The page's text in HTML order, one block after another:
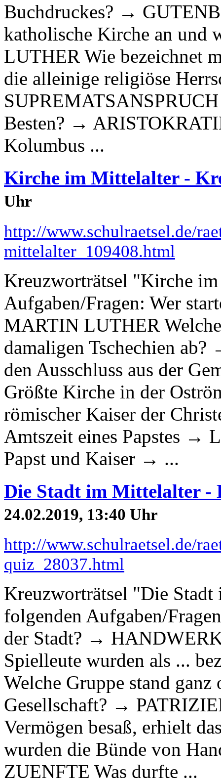
Buchdruckes? →
katholische Kirche an und
LUTHER Wie bezeichnet
die alleinige religiöse
Besten? →
Kolumbus ...
Kirche im Mittelalter -
Uhr
http://www.schulraetsel.de/
mittelalter_109408.html
Kreuzworträtsel "Kirche
Aufgaben/Fragen: Wer
MARTIN LUTHER
damaligen Tschechien
den Ausschluss aus der
Größte Kirche in der
römischer Kaiser der
Amtszeit eines Papstes →
Papst und Kaiser → ...
Die Stadt im Mittelalter -
24.02.2019, 13:40 Uhr
http://www.schulraetsel.de/
quiz_28037.html
Kreuzworträtsel "Die
folgenden Aufgaben/
der Stadt? →
Spielleute wurden als ...
Welche Gruppe stand ganz
Gesellschaft? →
Vermögen besaß, erhielt
wurden die Bünde von
ZUENFTE Was durfte ...